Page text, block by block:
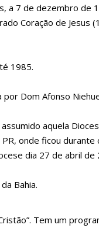
a 7 de dezembro de
Coração de
1985.
Dom Afonso
aquela
onde ficou durante
dia 27 de abril
Bahia.
Tem um